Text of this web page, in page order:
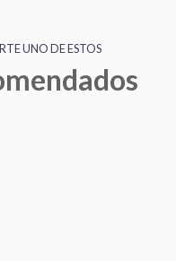
UNO DE ESTOS